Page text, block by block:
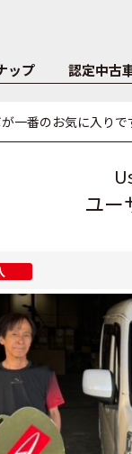
ップ 認定中古
一番のお気に入り
ユー